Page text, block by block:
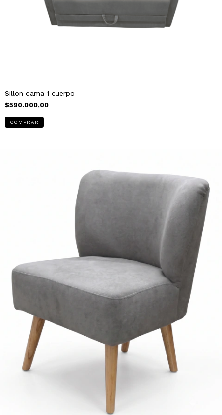
Sillon cama 1 cuerpo
$590.000,00